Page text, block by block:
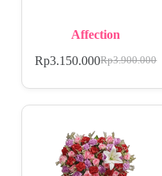
Affection
Rp3.900.000
Rp3.150.000